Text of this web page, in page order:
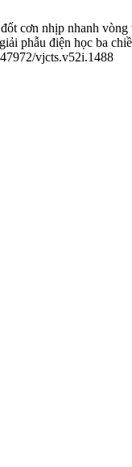
cơn nhịp nhanh
phẫu điện học ba
vjcts.v52i.1488